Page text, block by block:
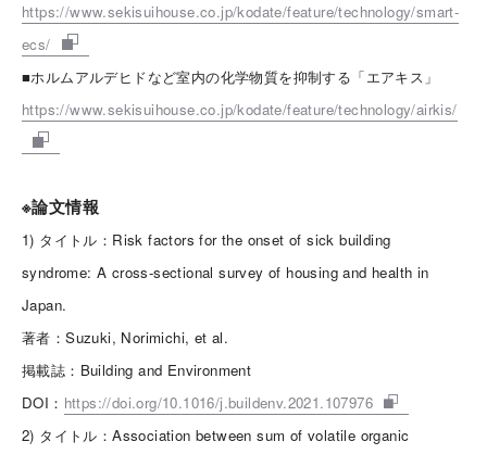
https://www.sekisuihouse.co.jp/kodate/feature/technology/smart-
ecs/
■ホルムアルデヒドなど室内の化学物質を抑制する「エアキス」
https://www.sekisuihouse.co.jp/kodate/feature/technology/airkis/
※論文情報
1) タイトル：Risk factors for the onset of sick building
syndrome: A cross-sectional survey of housing and health in
Japan.
著者：Suzuki, Norimichi, et al.
掲載誌：Building and Environment
DOI： https://doi.org/10.1016/j.buildenv.2021.107976
2) タイトル：Association between sum of volatile organic